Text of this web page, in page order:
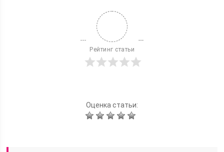
Рейтинг статьи
Оценка статьи: